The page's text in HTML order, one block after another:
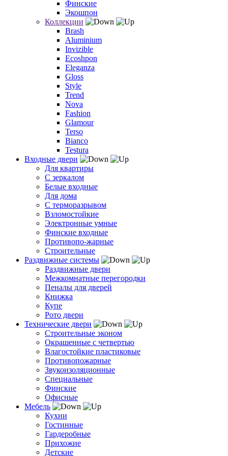
Финские
Экошпон
Коллекции
Brash
Aluminium
Invizible
Ecoshpon
Eleganza
Gloss
Style
Trend
Nova
Fashion
Glamour
Terso
Bianco
Testura
Входные двери
Для квартиры
С зеркалом
Белые входные
Для дома
С терморазрывом
Взломостойкие
Электронные умные
Финские входные
Противопо-жарные
Строительные
Раздвижные системы
Раздвижные двери
Межкомнатные перегородки
Пеналы для дверей
Книжка
Купе
Рото двери
Технические двери
Строительные эконом
Окрашенные с четвертью
Влагостойкие пластиковые
Противопожарные
Звукоизоляционные
Специальные
Финские
Офисные
Мебель
Кухни
Гостинные
Гардеробные
Прихожие
Детские